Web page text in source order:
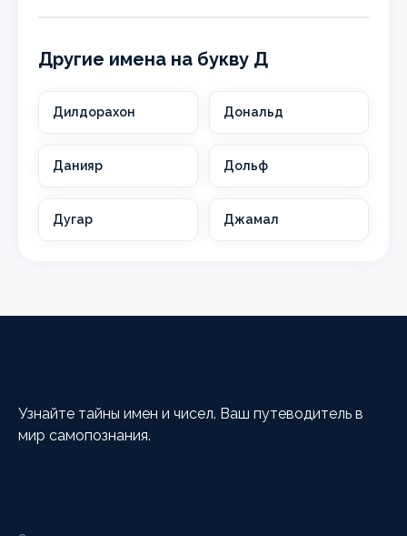
Другие имена на букву Д
Дилдорахон Дональд
Данияр Дольф
Дугар Джамал
Узнайте тайны имен и чисел. Ваш путеводитель в
мир самопознания.